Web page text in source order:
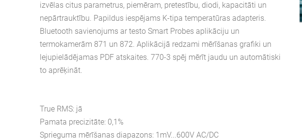
izvēlas citus parametrus, piemēram, pretestību, diodi, kapacitāti un
nepārtrauktību. Papildus iespējams K-tipa temperatūras adapteris.
Bluetooth savienojums ar testo Smart Probes aplikāciju un
termokamerām 871 un 872. Aplikācijā redzami mērīšanas grafiki un
lejupielādējamas PDF atskaites. 770-3 spēj mērīt jaudu un automātiski
to aprēķināt.
True RMS: jā
Pamata precizitāte: 0,1%
Sprieguma mērīšanas diapazons: 1mV...600V AC/DC